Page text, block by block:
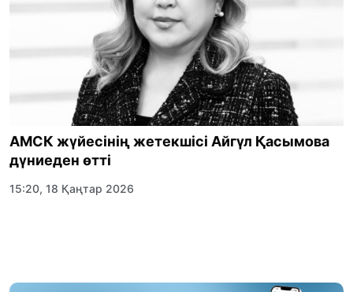
АМСК жүйесінің жетекшісі Айгүл Қасымова
дүниеден өтті
15:20, 18 Қаңтар 2026